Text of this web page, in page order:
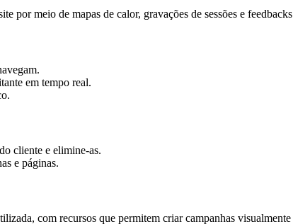
por meio de mapas de calor, gravações de sessões e
em tempo real.
cliente e elimine-as.
e páginas.
com recursos que permitem criar campanhas